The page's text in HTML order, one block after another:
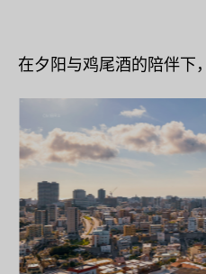
在夕阳与鸡尾酒的陪伴下